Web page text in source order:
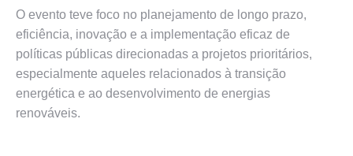
O evento teve foco no planejamento de longo prazo,
eficiência, inovação e a implementação eficaz de
políticas públicas direcionadas a projetos prioritários,
especialmente aqueles relacionados à transição
energética e ao desenvolvimento de energias
renováveis.